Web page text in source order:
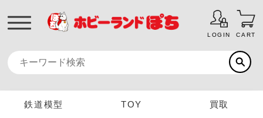
LOGIN CART
鉄道模型 TOY 買取